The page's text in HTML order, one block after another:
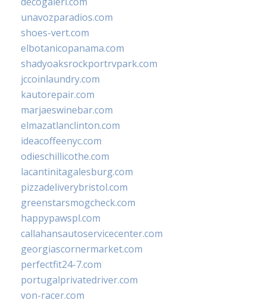
unavozparadios.com
shoes-vert.com
elbotanicopanama.com
shadyoaksrockportrvpark.com
jccoinlaundry.com
kautorepair.com
marjaeswinebar.com
elmazatlanclinton.com
ideacoffeenyc.com
odieschillicothe.com
lacantinitagalesburg.com
pizzadeliverybristol.com
greenstarsmogcheck.com
happypawspl.com
callahansautoservicecenter.com
georgiascornermarket.com
perfectfit24-7.com
portugalprivatedriver.com
von-racer.com